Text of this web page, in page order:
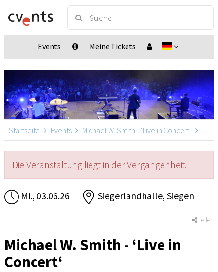
Events Meine Tickets
Startseite Events Michael W. Smith - ‘Live in Concert‘
Die Veranstaltung liegt in der Vergangenheit.
Mi., 03.06.26 Siegerlandhalle, Siegen
Teilen
Michael W. Smith - ‘Live in
Concert‘